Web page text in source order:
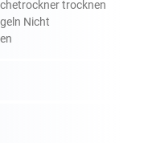
trocknen
Nicht